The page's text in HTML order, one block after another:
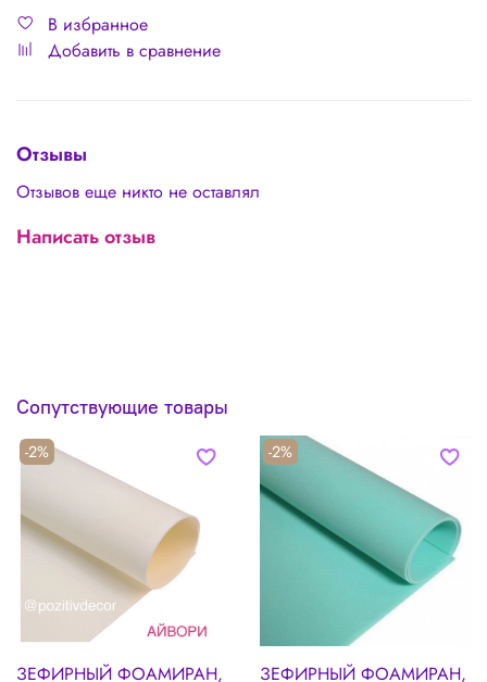
В избранное
Добавить в сравнение
Отзывы
Отзывов еще никто не оставлял
Написать отзыв
Сопутствующие товары
-2%
ЗЕФИРНЫЙ ФОАМИРАН,
-2%
ЗЕФИРНЫЙ ФОАМИРАН,